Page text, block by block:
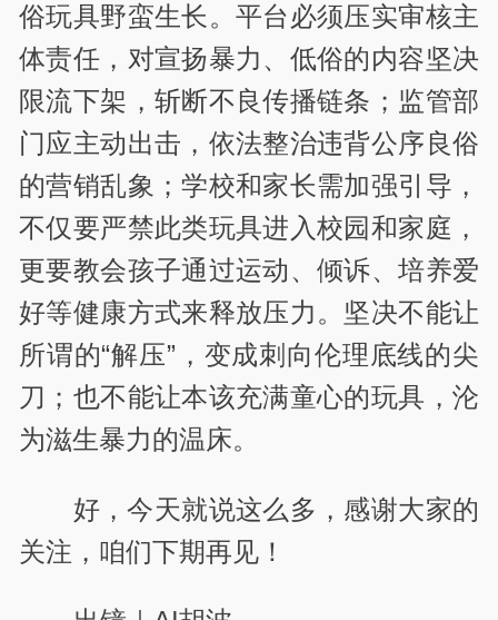
俗玩具野蛮生长。平台必须压实审核主
体责任，对宣扬暴力、低俗的内容坚决
限流下架，斩断不良传播链条；监管部
门应主动出击，依法整治违背公序良俗
的营销乱象；学校和家长需加强引导，
不仅要严禁此类玩具进入校园和家庭，
更要教会孩子通过运动、倾诉、培养爱
好等健康方式来释放压力。坚决不能让
所谓的“解压”，变成刺向伦理底线的尖
刀；也不能让本该充满童心的玩具，沦
为滋生暴力的温床。
好，今天就说这么多，感谢大家的
关注，咱们下期再见！